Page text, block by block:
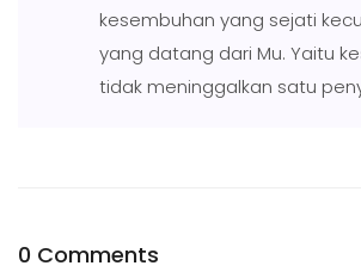
kesembuhan yang sejati
yang datang dari Mu. Yaitu
tidak meninggalkan satu
0 Comments